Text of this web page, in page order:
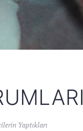
Yaptıkları